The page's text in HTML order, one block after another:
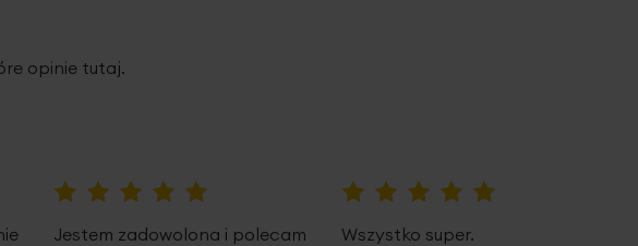
opinie tutaj.
Jestem zadowolona i polecam
Wszystko super.